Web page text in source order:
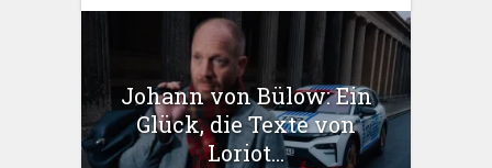
Johann von Bülow: Ein
Glück, die Texte von
Loriot...